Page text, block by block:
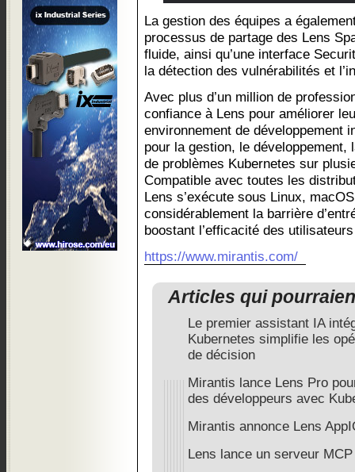
La gestion des équipes a
processus de partage des Lens
fluide, ainsi qu’une interface
la détection des vulnérabilités et
Avec plus d’un million de
confiance à Lens pour améliorer
environnement de développement
pour la gestion, le
de problèmes Kubernetes sur
Compatible avec toutes les
Lens s’exécute sous Linux,
considérablement la barrière
boostant l’efficacité des
https://www.mirantis.com/
Articles qui
Le premier assistant IA
Kubernetes simplifie les
de décision
Mirantis lance Lens Pro
des développeurs avec
Mirantis annonce Lens
Lens lance un serveur